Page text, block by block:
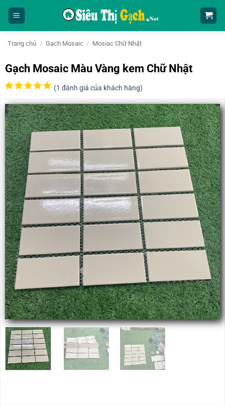
nội
dungTrang chủ / Gạch Mosaic / Mosiac Chữ Nhật
Gạch Mosaic Màu Vàng kem Chữ Nhật
5trên 5
dựa trên
1
đánh giá
(1 đánh giá của khách hàng)